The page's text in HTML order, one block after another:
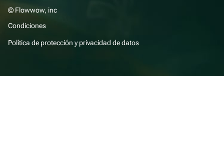
© Flowwow, inc
Condiciones
Política de protección y privacidad de datos